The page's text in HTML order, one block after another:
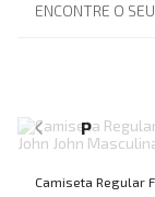
ENCONTRE O
P
Camiseta Regular